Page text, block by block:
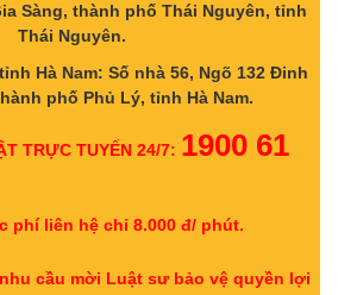
Sàng, thành phố Thái Nguyên, tỉnh
Thái Nguyên.
Hà Nam: Số nhà 56, Ngõ 132 Đinh
phố Phủ Lý, tỉnh Hà Nam.
TRỰC TUYẾN 24/7: 1900 61
phí liên hệ chỉ 8.000 đ/ phút.
cầu mời Luật sư bảo vệ quyền lợi